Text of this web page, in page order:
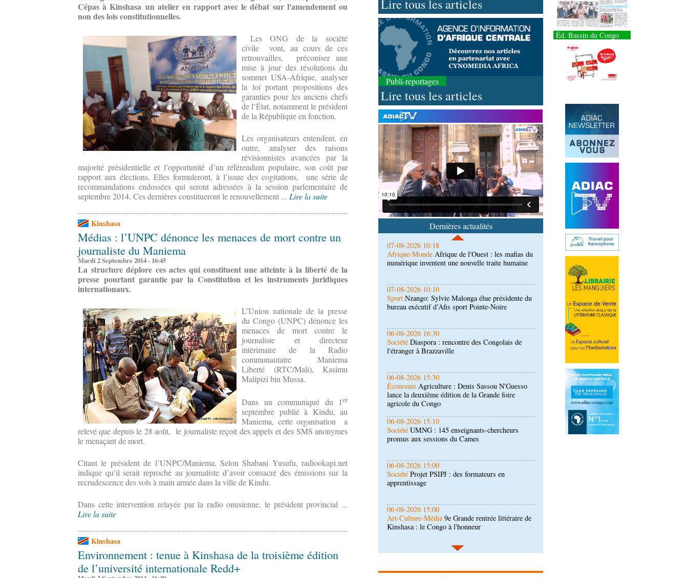
Cépas à Kinshasa un atelier en rapport avec le débat sur l'amendement ou
non des lois constitutionnelles.
Les ONG de la société
civile vont, au cours de ces
retrouvailles, préconiser une
mise à jour des résolutions du
sommet USA-Afrique, analyser
la loi portant propositions des
garanties pour les anciens chefs
de l’État, notamment le président
de la République en fonction.
Les organisateurs entendent, en
outre, analyser des raisons
révisionnistes avancées par la
majorité présidentielle et l’opportunité d’un référendum populaire, son coût par
rapport aux élections. Elles formuleront, à l’issue des cogitations, une série de
recommandations endossées qui seront adressées à la session parlementaire de
septembre 2014. Ces dernières constitueront le renouvellement ... Lire la suite
Kinshasa
Médias : l’UNPC dénonce les menaces de mort contre un
journaliste du Maniema
Mardi 2 Septembre 2014 - 16:45
La structure déplore ces actes qui constituent une atteinte à la liberté de la
presse pourtant garantie par la Constitution et les instruments juridiques
internationaux.
L’Union nationale de la presse
du Congo (UNPC) dénonce les
menaces de mort contre le
journaliste et directeur
intérimaire de la Radio
communautaire Maniema
Liberté (RTC/Mali), Kasimu
Malipizi bin Mussa.
Dans un communiqué du 1er
septembre publié à Kindu, au
Maniema, cette organisation a
relevé que depuis le 28 août, le journaliste reçoit des appels et des SMS anonymes
le menaçant de mort.
Citant le président de l’UNPC/Maniema, Selon Shabani Yusufu, radiookapi.net
indique qu’il serait reproché au journaliste d’avoir consacré des émissions sur la
recrudescence des vols à main armée dans la ville de Kindu.
Dans cette intervention relayée par la radio onusienne, le président provincial ...
Lire la suite
Kinshasa
Environnement : tenue à Kinshasa de la troisième édition
de l’université internationale Redd+
Lire tous les articles
Publi-reportages
Lire tous les articles
Dernières actualités
07-08-2026 11:03
SportFootball, le week-end des Diables rouges et
des Congolais de la diaspora en Coupes d'Europe
(matches aller du 3e tour)
07-08-2026 10:18
Afrique de l'Ouest : les mafias du
numérique inventent une nouvelle traite humaine
07-08-2026 10:10
SportNzango: Sylvie Malonga élue présidente du
bureau exécutif d’Afis sport Pointe-Noire
06-08-2026 16:30
SociétéDiaspora : rencontre des Congolais de
l'étranger à Brazzaville
06-08-2026 15:30
ÉconomieAgriculture : Denis Sassou N'Guesso
lance la deuxième édition de la Grande foire
06-08-2026 15:10
SociétéUMNG : 145 enseignants-chercheurs
promus aux sessions du Cames
06-08-2026 15:00
Société Projet PSIPJ : des formateurs en
apprentissage
06-08-2026 15:00
Art-Culture-Média9e Grande rentrée littéraire de
Kinshasa : le Congo à l'honneur
06-08-2026 15:00
ÉconomieDeuxième édition de la Gfac : le défi
d’offrir à la nation des produits alimentaires de
06-08-2026 14:30
les stands, des surgelés dans les assiettes
Éd. Bassin du Congo